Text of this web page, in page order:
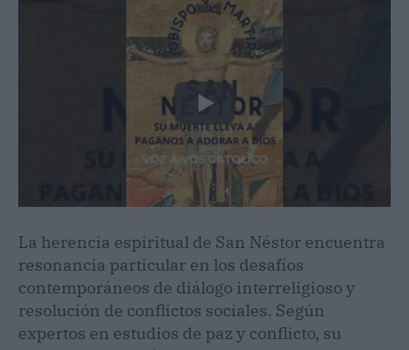
La herencia espiritual de San Néstor encuentra
resonancia particular en los desafíos
contemporáneos de diálogo interreligioso y
resolución de conflictos sociales. Según
expertos en estudios de paz y conflicto, su